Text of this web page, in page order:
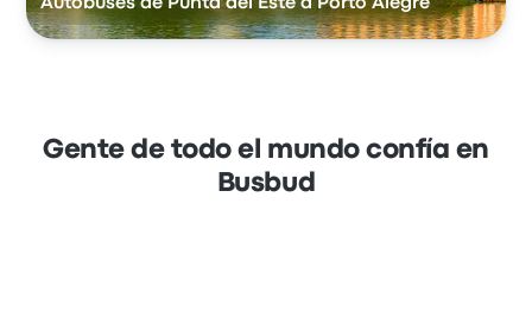
Autobuses de Punta del Este a Porto Alegre
Gente de todo el mundo confía en
Busbud